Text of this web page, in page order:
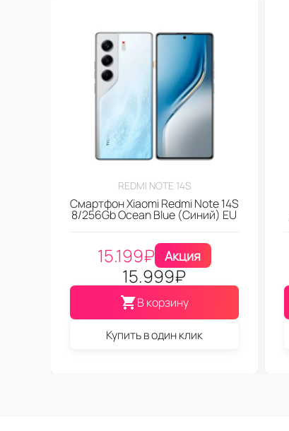
REDMI NOTE 14S
Смартфон Xiaomi Redmi Note 14S
8/256Gb Ocean Blue (Синий) EU
15.199₽ Акция
15.999₽
В корзину
Купить в один клик